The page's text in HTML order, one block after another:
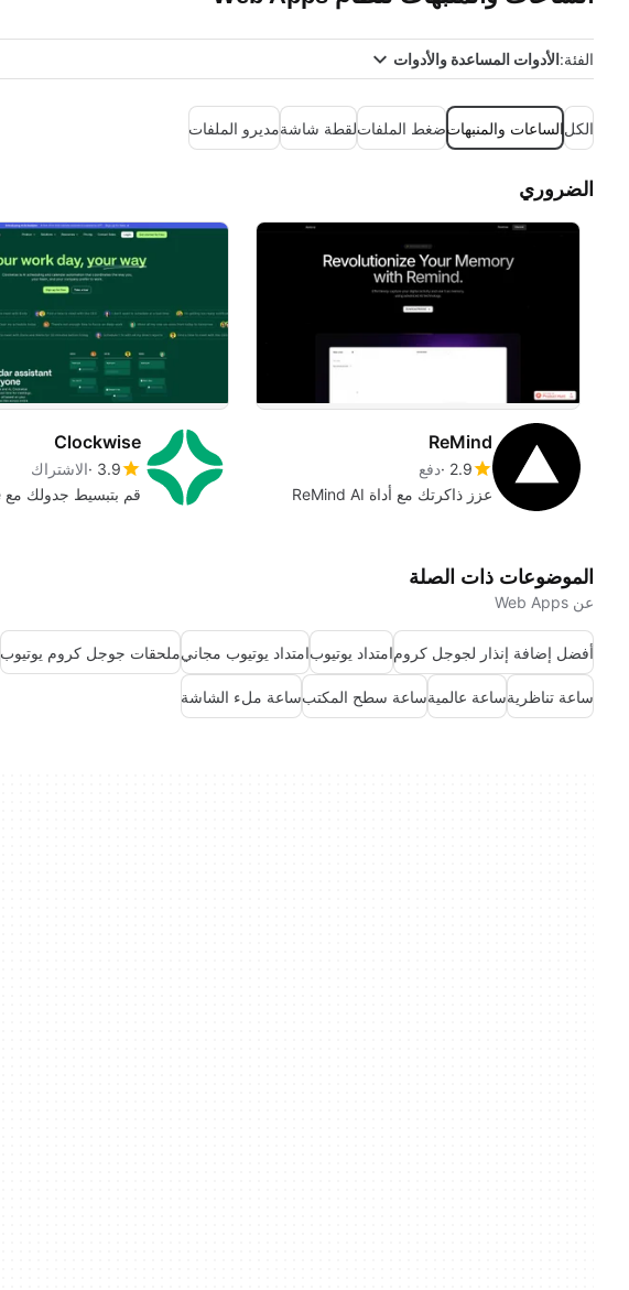
الفئة:الأدوات المساعدة والأدوات
الكلالساعات والمنبهاتضغط الملفاتلقطة شاشةمديرو الملفات
الضروري
ReMind
2.9 دفع
عزز ذاكرتك مع أداة ReMind AI
Clockwise
3.9 الاشتراك
قم بتبسيط جدولك مع Clockwise
الموضوعات ذات الصلة
عن Web Apps
أفضل إضافة إنذار لجوجل كرومامتداد يوتيوبامتداد يوتيوب مجانيملحقات جوجل كروم يوتيوب
ساعة تناظريةساعة عالميةساعة سطح المكتبساعة ملء الشاشة